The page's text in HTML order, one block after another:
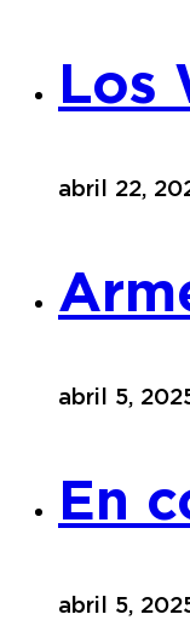
Los
abril 22,
abril 5,
En
abril 5,